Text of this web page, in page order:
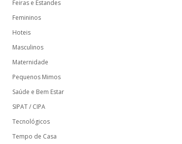
Feiras e Estandes
Femininos
Hoteis
Masculinos
Maternidade
Pequenos Mimos
Saúde e Bem Estar
SIPAT / CIPA
Tecnológicos
Tempo de Casa